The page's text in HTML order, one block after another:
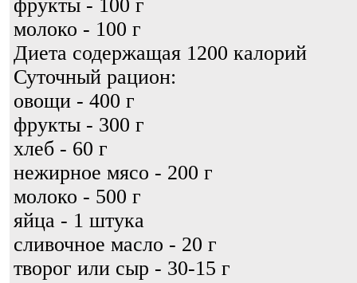
фрукты - 100 г
молоко - 100 г
Диета содержащая 1200 калорий
Суточный рацион:
овощи - 400 г
фрукты - 300 г
хлеб - 60 г
нежирное мясо - 200 г
молоко - 500 г
яйца - 1 штука
сливочное масло - 20 г
творог или сыр - 30-15 г